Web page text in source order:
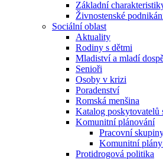
Základní
Živnostenské
Sociální oblast
Aktuality
Rodiny s dětmi
Mladiství a mladí
Senioři
Osoby v krizi
Poradenství
Romská menšina
Katalog poskytovatelů
Komunitní plánování
Pracovní
Komunitní
Protidrogová politika